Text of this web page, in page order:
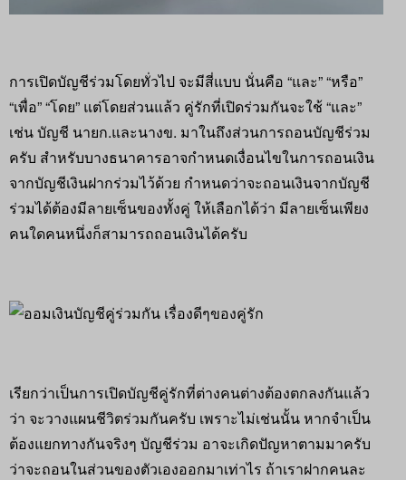
การเปิดบัญชีร่วมโดยทั่วไป จะมีสี่แบบ นั่นคือ “และ” “หรือ”
“เพื่อ” “โดย” แต่โดยส่วนแล้ว คู่รักที่เปิดร่วมกันจะใช้ “และ”
เช่น บัญชี นายก.และนางข. มาในถึงส่วนการถอนบัญชีร่วม
ครับ สำหรับบางธนาคารอาจกำหนดเงื่อนไขในการถอนเงิน
จากบัญชีเงินฝากร่วมไว้ด้วย กำหนดว่าจะถอนเงินจากบัญชี
ร่วมได้ต้องมีลายเซ็นของทั้งคู่ ให้เลือกได้ว่า มีลายเซ็นเพียง
คนใดคนหนึ่งก็สามารถถอนเงินได้ครับ
เรียกว่าเป็นการเปิดบัญชีคู่รักที่ต่างคนต่างต้องตกลงกันแล้ว
ว่า จะวางแผนชีวิตร่วมกันครับ เพราะไม่เช่นนั้น หากจำเป็น
ต้องแยกทางกันจริงๆ บัญชีร่วม อาจะเกิดปัญหาตามมาครับ
ว่าจะถอนในส่วนของตัวเองออกมาเท่าไร ถ้าเราฝากคนละ